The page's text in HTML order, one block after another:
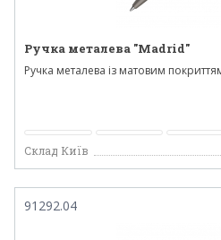
Ручка металева "Madrid"
Ручка металева із матовим
Склад Київ
91292.04